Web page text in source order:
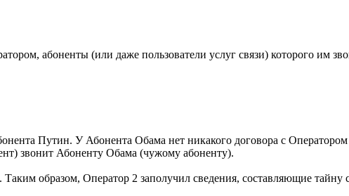
абоненты (или даже пользователи услуг связи) которого им
Путин. У Абонента Обама нет никакого договора с
звонит Абоненту Обама (чужому абоненту).
образом, Оператор 2 заполучил сведения, составляющие тайну